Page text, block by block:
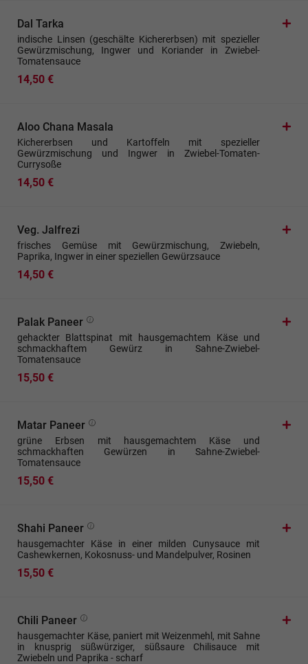
Dal Tarka
indische Linsen (geschälte Kichererbsen) mit spezieller
Gewürzmischung, Ingwer und Koriander in Zwiebel-
Tomatensauce
14,50 €
Aloo Chana Masala
Kichererbsen und Kartoffeln mit spezieller
Gewürzmischung und Ingwer in Zwiebel-Tomaten-
Currysoße
14,50 €
Veg. Jalfrezi
frisches Gemüse mit Gewürzmischung, Zwiebeln,
Paprika, Ingwer in einer speziellen Gewürzsauce
14,50 €
Palak Paneer
gehackter Blattspinat mit hausgemachtem Käse und
schmackhaftem Gewürz in Sahne-Zwiebel-
Tomatensauce
15,50 €
Matar Paneer
grüne Erbsen mit hausgemachtem Käse und
schmackhaften Gewürzen in Sahne-Zwiebel-
Tomatensauce
15,50 €
Shahi Paneer
hausgemachter Käse in einer milden Cunysauce mit
Cashewkernen, Kokosnuss- und Mandelpulver, Rosinen
15,50 €
Chili Paneer
hausgemachter Käse, paniert mit Weizenmehl, mit Sahne
in knusprig süßwürziger, süßsaure Chilisauce mit
Zwiebeln und Paprika - scharf